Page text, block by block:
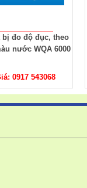
bị đo độ đục nước
NP 6000V
0917 543068